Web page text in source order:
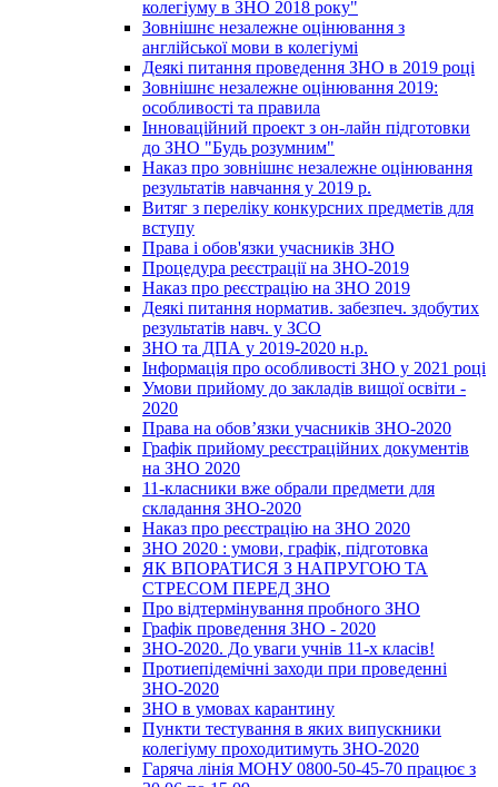
колегіуму в ЗНО 2018 року"
Зовнішнє незалежне оцінювання з
англійської мови в колегіумі
Деякі питання проведення ЗНО в 2019 році
Зовнішнє незалежне оцінювання 2019:
особливості та правила
Інноваційний проект з он-лайн підготовки
до ЗНО "Будь розумним"
Наказ про зовнішнє незалежне оцінювання
результатів навчання у 2019 р.
Витяг з переліку конкурсних предметів для
вступу
Права і обов'язки учасників ЗНО
Процедура реєстрації на ЗНО-2019
Наказ про реєстрацію на ЗНО 2019
Деякі питання норматив. забезпеч. здобутих
результатів навч. у ЗСО
ЗНО та ДПА у 2019-2020 н.р.
Інформація про особливості ЗНО у 2021 році
Умови прийому до закладів вищої освіти -
2020
Права на обов’язки учасників ЗНО-2020
Графік прийому реєстраційних документів
на ЗНО 2020
11-класники вже обрали предмети для
складання ЗНО-2020
Наказ про реєстрацію на ЗНО 2020
ЗНО 2020 : умови, графік, підготовка
ЯК ВПОРАТИСЯ З НАПРУГОЮ ТА
СТРЕСОМ ПЕРЕД ЗНО
Про відтермінування пробного ЗНО
Графік проведення ЗНО - 2020
ЗНО-2020. До уваги учнів 11-х класів!
Протиепідемічні заходи при проведенні
ЗНО-2020
ЗНО в умовах карантину
Пункти тестування в яких випускники
колегіуму проходитимуть ЗНО-2020
Гаряча лінія МОНУ 0800-50-45-70 працює з